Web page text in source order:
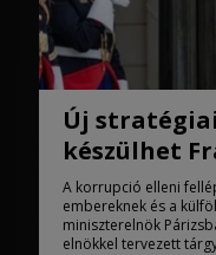
Új
készülhet
A korrupció elleni
embereknek és a
miniszterelnök
elnökkel tervezett